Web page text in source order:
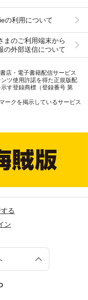
の利用について
まのご利用端末から
の外部送信について
店・電子書籍配信サービス
ツ使用許諾を得た正規版配
す登録商標（登録番号 第
ークを掲示しているサービス
る
ン